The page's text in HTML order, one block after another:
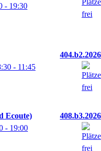
- 19:30
404.b2.2026
- 11:45
Ecoute)
408.b3.2026
- 19:00